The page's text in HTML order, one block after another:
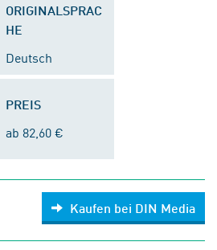
ORIGINALSPRAC
HE
Deutsch
PREIS
ab 82,60 €
Kaufen bei DIN Media